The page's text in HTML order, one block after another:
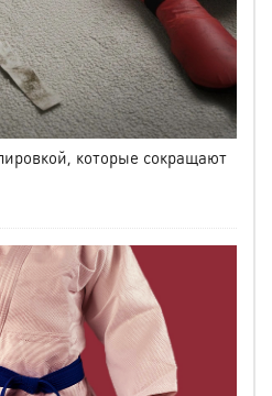
которые сокращают